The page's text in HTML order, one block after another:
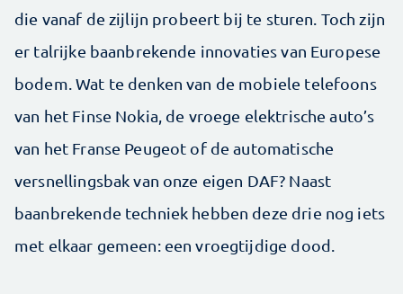
die vanaf de zijlijn probeert bij te sturen. Toch zijn
er talrijke baanbrekende innovaties van Europese
bodem. Wat te denken van de mobiele telefoons
van het Finse Nokia, de vroege elektrische auto’s
van het Franse Peugeot of de automatische
versnellingsbak van onze eigen DAF? Naast
baanbrekende techniek hebben deze drie nog iets
met elkaar gemeen: een vroegtijdige dood.